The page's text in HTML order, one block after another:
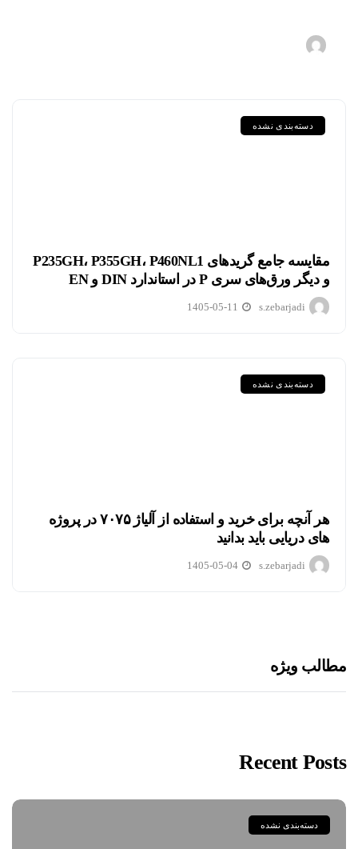
دسته‌بندی نشده
مقایسه جامع گریدهای P235GH، P355GH، P460NL1
و دیگر ورق‌های سری P در استاندارد DIN و EN
s.zebarjadi
1405-05-11
دسته‌بندی نشده
هر آنچه برای خرید و استفاده از آلیاژ ۷۰۷۵ در پروژه
های دریایی باید بدانید
s.zebarjadi
1405-05-04
مطالب ویژه
Recent Posts
دسته‌بندی نشده